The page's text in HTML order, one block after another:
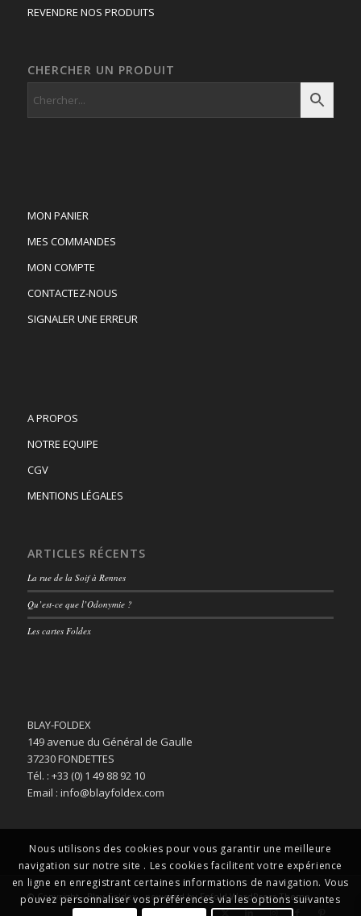
REVENDRE NOS PRODUITS
CHERCHER UN PRODUIT
MON PANIER
MES COMMANDES
MON COMPTE
CONTACTEZ-NOUS
SIGNALER UNE ERREUR
A PROPOS
NOTRE EQUIPE
CGV
MENTIONS LÉGALES
ARTICLES RÉCENTS
La rue de la Soif à Rennes
Qu’est-ce que l’Odonymie ?
Les cartes Foldex
BLAY-FOLDEX
149 avenue du Général de Gaulle
37230 FONDETTES
Tél. : +33 (0) 1 49 88 92 10
Email : info@blayfoldex.com
© Copyright -Blay-Foldex-powered by Enfold WordPress Theme
Nous utilisons des cookies pour vous garantir une meilleure
navigation sur notre site . Les cookies facilitent votre expérience
en ligne en enregistrant certaines informations de navigation. Vous
pouvez personnaliser vos préférences via les options suivantes